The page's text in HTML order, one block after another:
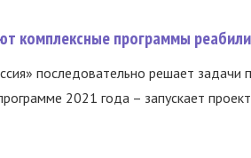
комплексные программы
последовательно решает задачи
2021 года – запускает